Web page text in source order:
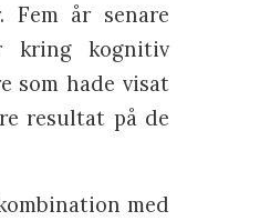
år senare
kring kognitiv
som hade visat
resultat på de
med